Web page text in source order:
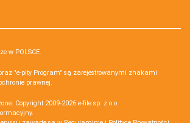
w POLSCE.
"e-pity Program" są zarejestrowanymi znakami
prawnej.
Copyright 2009-2026 e-file sp. z o.o.